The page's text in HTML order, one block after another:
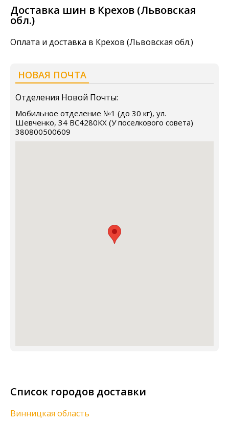
Доставка шин в Крехов (Львовская
обл.)
Оплата и доставка в Крехов (Львовская обл.)
НОВАЯ ПОЧТА
Отделения Новой Почты:
Мобильное отделение №1 (до 30 кг), ул.
Шевченко, 34 ВС4280КХ (У поселкового совета)
380800500609
Список городов доставки
Винницкая область